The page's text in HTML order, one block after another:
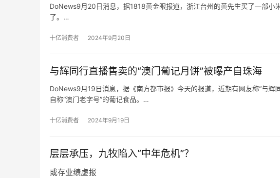
DoNews9月20日消息，据1818黄金眼报道，浙江台州的黄先生买了一部小
了。
黄先生把这部小米折叠屏手机送到销售门店，由对方寄去售后，他提供了一
十亿消费者 2024年9月20日
与辉同行直播售卖的“澳门葡记月饼”被曝产自珠海
DoNews9月19日消息，据《南方都市报》今天的报道，近期有网友称“与辉
自称“澳门老字号”的葡记食品。
开设门店。而在“澳门葡记月饼”各平台的网店中，详情均显示旗下多款产品
十亿消费者 2024年9月19日
​层层承压，九牧陷入“中年危机”？
或存业绩虚报